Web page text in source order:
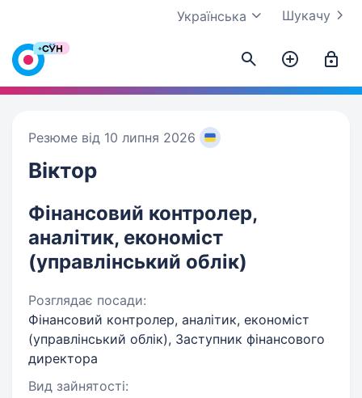
Шукачу
Українська
Резюме від 10 липня 2026
Віктор
Фінансовий контролер,
аналітик, економіст
(управлінський облік)
Розглядає посади:
Фінансовий контролер, аналітик, економіст
(управлінський облік), Заступник фінансового
директора
Вид зайнятості: